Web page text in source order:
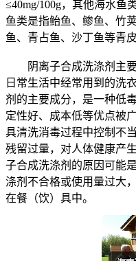
≤40mg/100g，其他海水鱼
鱼类是指鲐鱼、鲹鱼、竹
鱼、青占鱼、沙丁鱼等青
阴离子合成洗涤剂主要
日常生活中经常用到的洗
剂的主要成分，是一种低
定性好、成本低等优点被
具清洗消毒过程中控制不
残留过量，对人体健康产
子合成洗涤剂的原因可能
涤剂不合格或使用量过大
在餐（饮）具中。